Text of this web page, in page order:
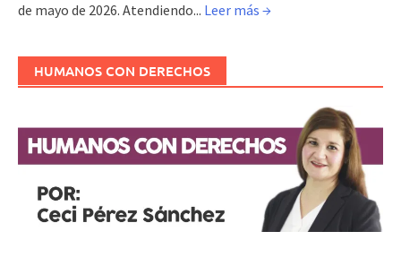
de mayo de 2026. Atendiendo... Leer más →
HUMANOS CON DERECHOS